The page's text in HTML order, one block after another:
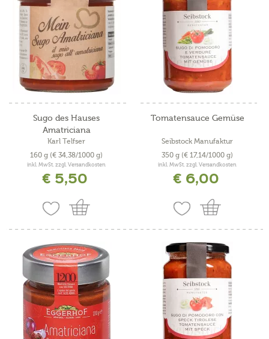
Sugo des Hauses
Amatriciana
Karl Telfser
160 g (€ 34,38/1000 g)
inkl. MwSt. zzgl. Versandkosten
€ 5,50
Tomatensauce Gemüse
Seibstock Manufaktur
350 g (€ 17,14/1000 g)
inkl. MwSt. zzgl. Versandkosten
€ 6,00